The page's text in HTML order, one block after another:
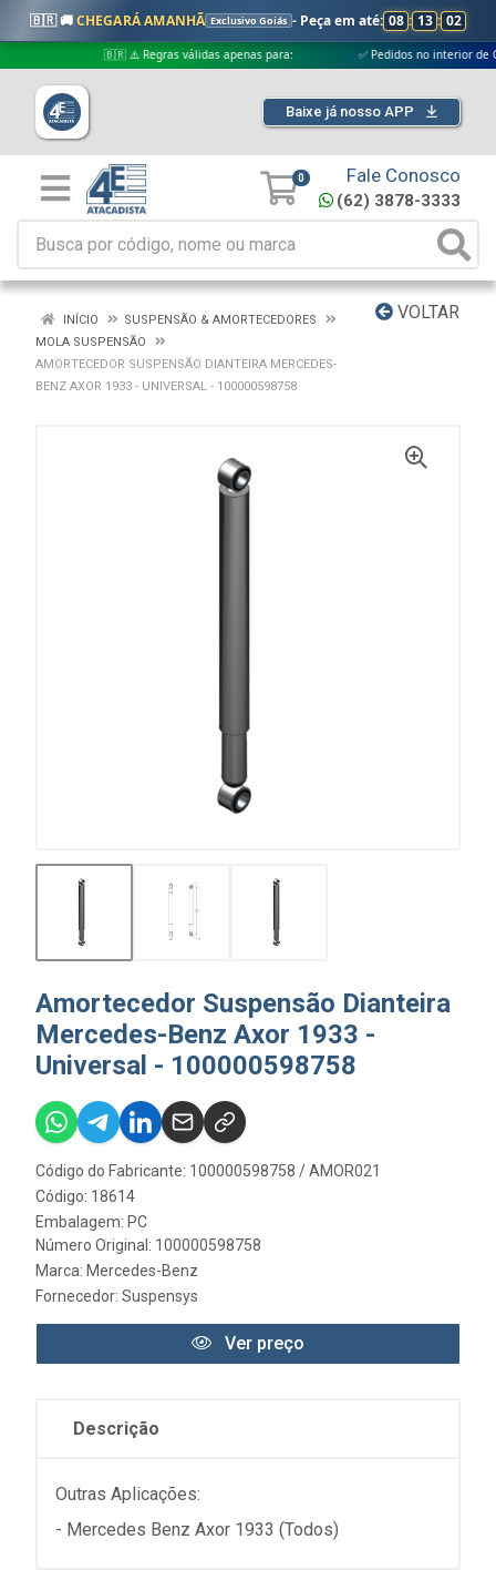
🇧🇷 🚚CHEGARÁ AMANHÃ Exclusivo Goiás - Peça em até: 08 : 13 : 02
🇧🇷 ⚠️ Regras válidas apenas para: ✅ Pedidos no interior de Goiás
Baixe já nosso APP
0 Fale Conosco
(62) 3878-3333
VOLTAR
INÍCIO
SUSPENSÃO & AMORTECEDORES
MOLA SUSPENSÃO
AMORTECEDOR SUSPENSÃO DIANTEIRA MERCEDES-
BENZ AXOR 1933 - UNIVERSAL - 100000598758
Amortecedor Suspensão Dianteira
Mercedes-Benz Axor 1933 -
Universal - 100000598758
Código do Fabricante: 100000598758 / AMOR021
Código: 18614
Embalagem: PC
Número Original: 100000598758
Marca: Mercedes-Benz
Fornecedor: Suspensys
Ver preço
Descrição
Outras Aplicações:
- Mercedes Benz Axor 1933 (Todos)